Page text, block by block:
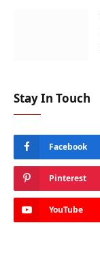
Stay In Touch
Facebook
Pinterest
YouTube